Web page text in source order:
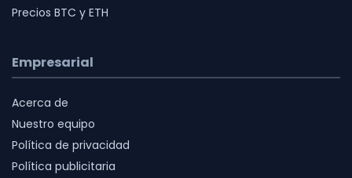
Precios BTC y ETH
Empresarial
Acerca de
Nuestro equipo
Política de privacidad
Política publicitaria